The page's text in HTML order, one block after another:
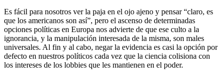
Es fácil para nosotros ver la paja en el ojo ajeno y pensar “claro, es
que los americanos son así”, pero el ascenso de determinadas
opciones políticas en Europa nos advierte de que ese culto a la
ignorancia, y la manipulación interesada de la misma, son males
universales. Al fin y al cabo, negar la evidencia es casi la opción por
defecto en nuestros políticos cada vez que la ciencia colisiona con
los intereses de los lobbies que les mantienen en el poder.